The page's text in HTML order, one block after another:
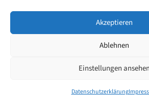
Akzeptieren
Ablehnen
Einstellungen ansehen
Datenschutzerklärung
969 889
Vertrag
widerrufen